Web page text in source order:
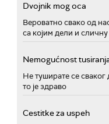
Dvojnik mog oca
Вероватно свако од
са којим дели и
Nemogućnost
Не туширате се сваког
то је здраво
Cestitke za uspeh